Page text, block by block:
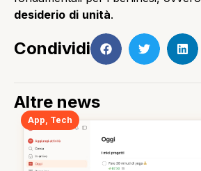
desiderio di unità.
Condividi
Altre news
App Tech